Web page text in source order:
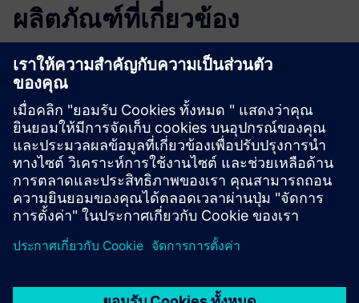
ผลิตภัณฑ์ที่เกี่ยวข้อง
ข้อมูลและแหล่งข้อมูลเพิ่มเติม
eXprocut brochure
เงื่อนไขเบื้องต้น
Siemens NX 2306 or later